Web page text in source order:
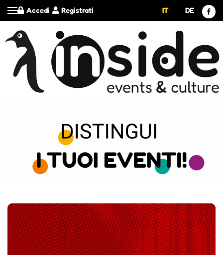
Registrati
Accedi IT DE